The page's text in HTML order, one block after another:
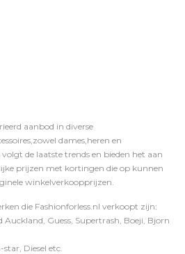
aanbod in diverse
dames,heren en
de laatste trends en bieden het aan
prijzen met kortingen die op kunnen
winkelverkoopprijzen.
die Fashionforless.nl verkoopt zijn:
Guess, Supertrash, Boeji, Bjorn
Diesel etc.